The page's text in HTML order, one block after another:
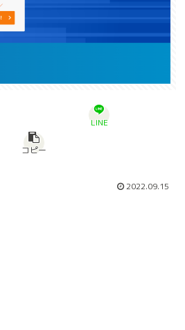
LINE
コピー
2022.09.15